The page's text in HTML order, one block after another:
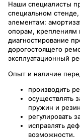
Наши специалисты
специальном
элементам:
опорам, креплениям
диагностирование
дорогостоящего
эксплуатационный
Опыт и наличие
производить
осуществлять
пружин и
регулировать
исправлять
возможности.